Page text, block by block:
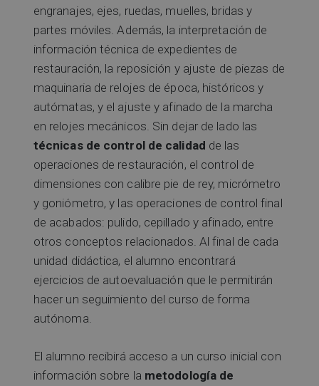
engranajes, ejes, ruedas, muelles, bridas y
partes móviles. Además, la interpretación de
información técnica de expedientes de
restauración, la reposición y ajuste de piezas de
maquinaria de relojes de época, históricos y
autómatas, y el ajuste y afinado de la marcha
en relojes mecánicos. Sin dejar de lado las
técnicas de control de calidad de las
operaciones de restauración, el control de
dimensiones con calibre pie de rey, micrómetro
y goniómetro, y las operaciones de control final
de acabados: pulido, cepillado y afinado, entre
otros conceptos relacionados. Al final de cada
unidad didáctica, el alumno encontrará
ejercicios de autoevaluación que le permitirán
hacer un seguimiento del curso de forma
autónoma.
El alumno recibirá acceso a un curso inicial con
información sobre la metodología de